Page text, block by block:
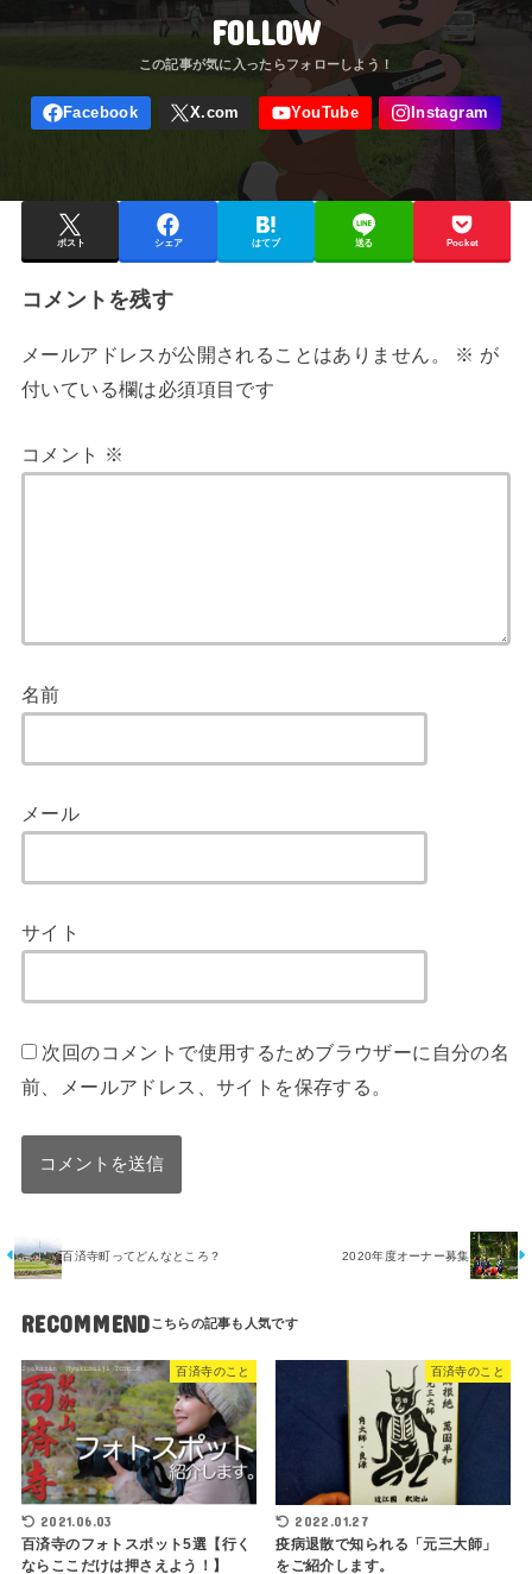
FOLLOW
ポスト シェア はてブ 送る Pocket
コメントを残す
メールアドレスが公開されることはありません。 ※ が
付いている欄は必須項目です
コメント ※
名前
メール
サイト
次回のコメントで使用するためブラウザーに自分の名
前、メールアドレス、サイトを保存する。
百済寺町ってどんなところ？ 2020年度オーナー募集
RECOMMEND
百済寺のこと
2021.06.03
百済寺のフォトスポット5選【行く
ならここだけは押さえよう！】
百済寺のこと
2022.01.27
疫病退散で知られる「元三大師」
をご紹介します。